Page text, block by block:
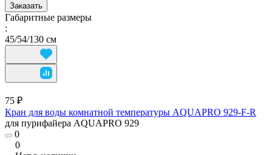
Заказать
Габаритные размеры
:
45/54/130 см
75 ₽
Кран для воды комнатной температуры AQUAPRO 929-F-R
для пурифайера AQUAPRO 929
0
0